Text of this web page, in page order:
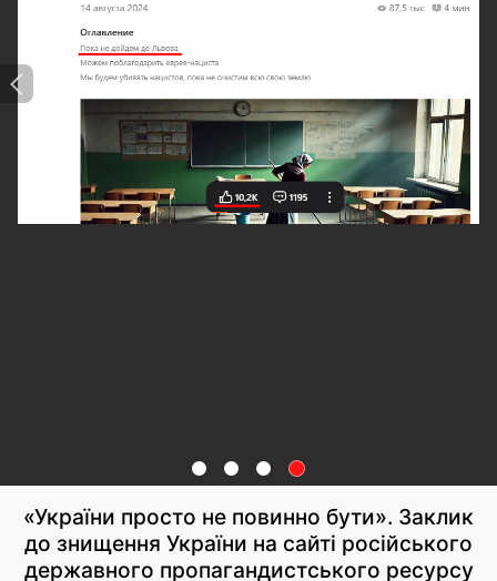
«України просто не повинно бути». Заклик
до знищення України на сайті російського
державного пропагандистського ресурсу